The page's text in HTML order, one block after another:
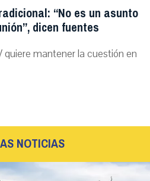
“No es un asunto
dicen fuentes
quiere mantener la cuestión en
NOTICIAS